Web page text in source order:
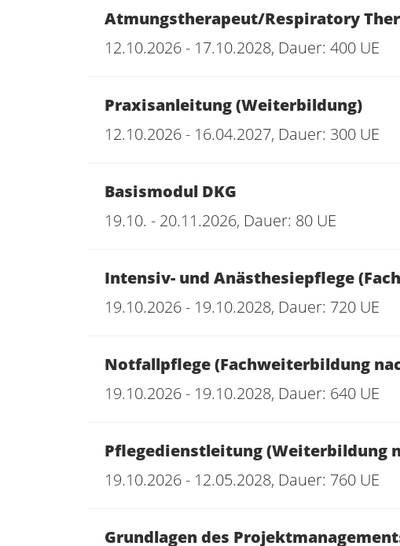
Atmungstherapeut/Respiratory
12.10.2026 - 17.10.2028, Dauer: 400 UE
Praxisanleitung (Weiterbildung)
12.10.2026 - 16.04.2027, Dauer: 300 UE
Basismodul DKG
19.10. - 20.11.2026, Dauer: 80 UE
Intensiv- und Anästhesiepflege
19.10.2026 - 19.10.2028, Dauer: 720 UE
Notfallpflege (Fachweiterbildung
19.10.2026 - 19.10.2028, Dauer: 640 UE
Pflegedienstleitung (Weiterbildung
19.10.2026 - 12.05.2028, Dauer: 760 UE
Grundlagen des